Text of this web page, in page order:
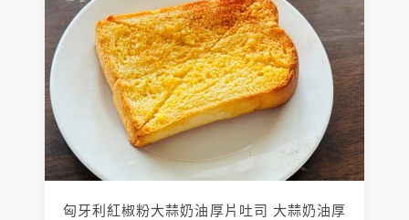
匈牙利紅椒粉大蒜奶油厚片吐司 大蒜奶油厚